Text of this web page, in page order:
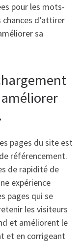
pour les mots-
d’attirer
sa
pages du site est
référencement.
de rapidité de
expérience
pages qui se
les visiteurs
et améliorent le
et en corrigeant